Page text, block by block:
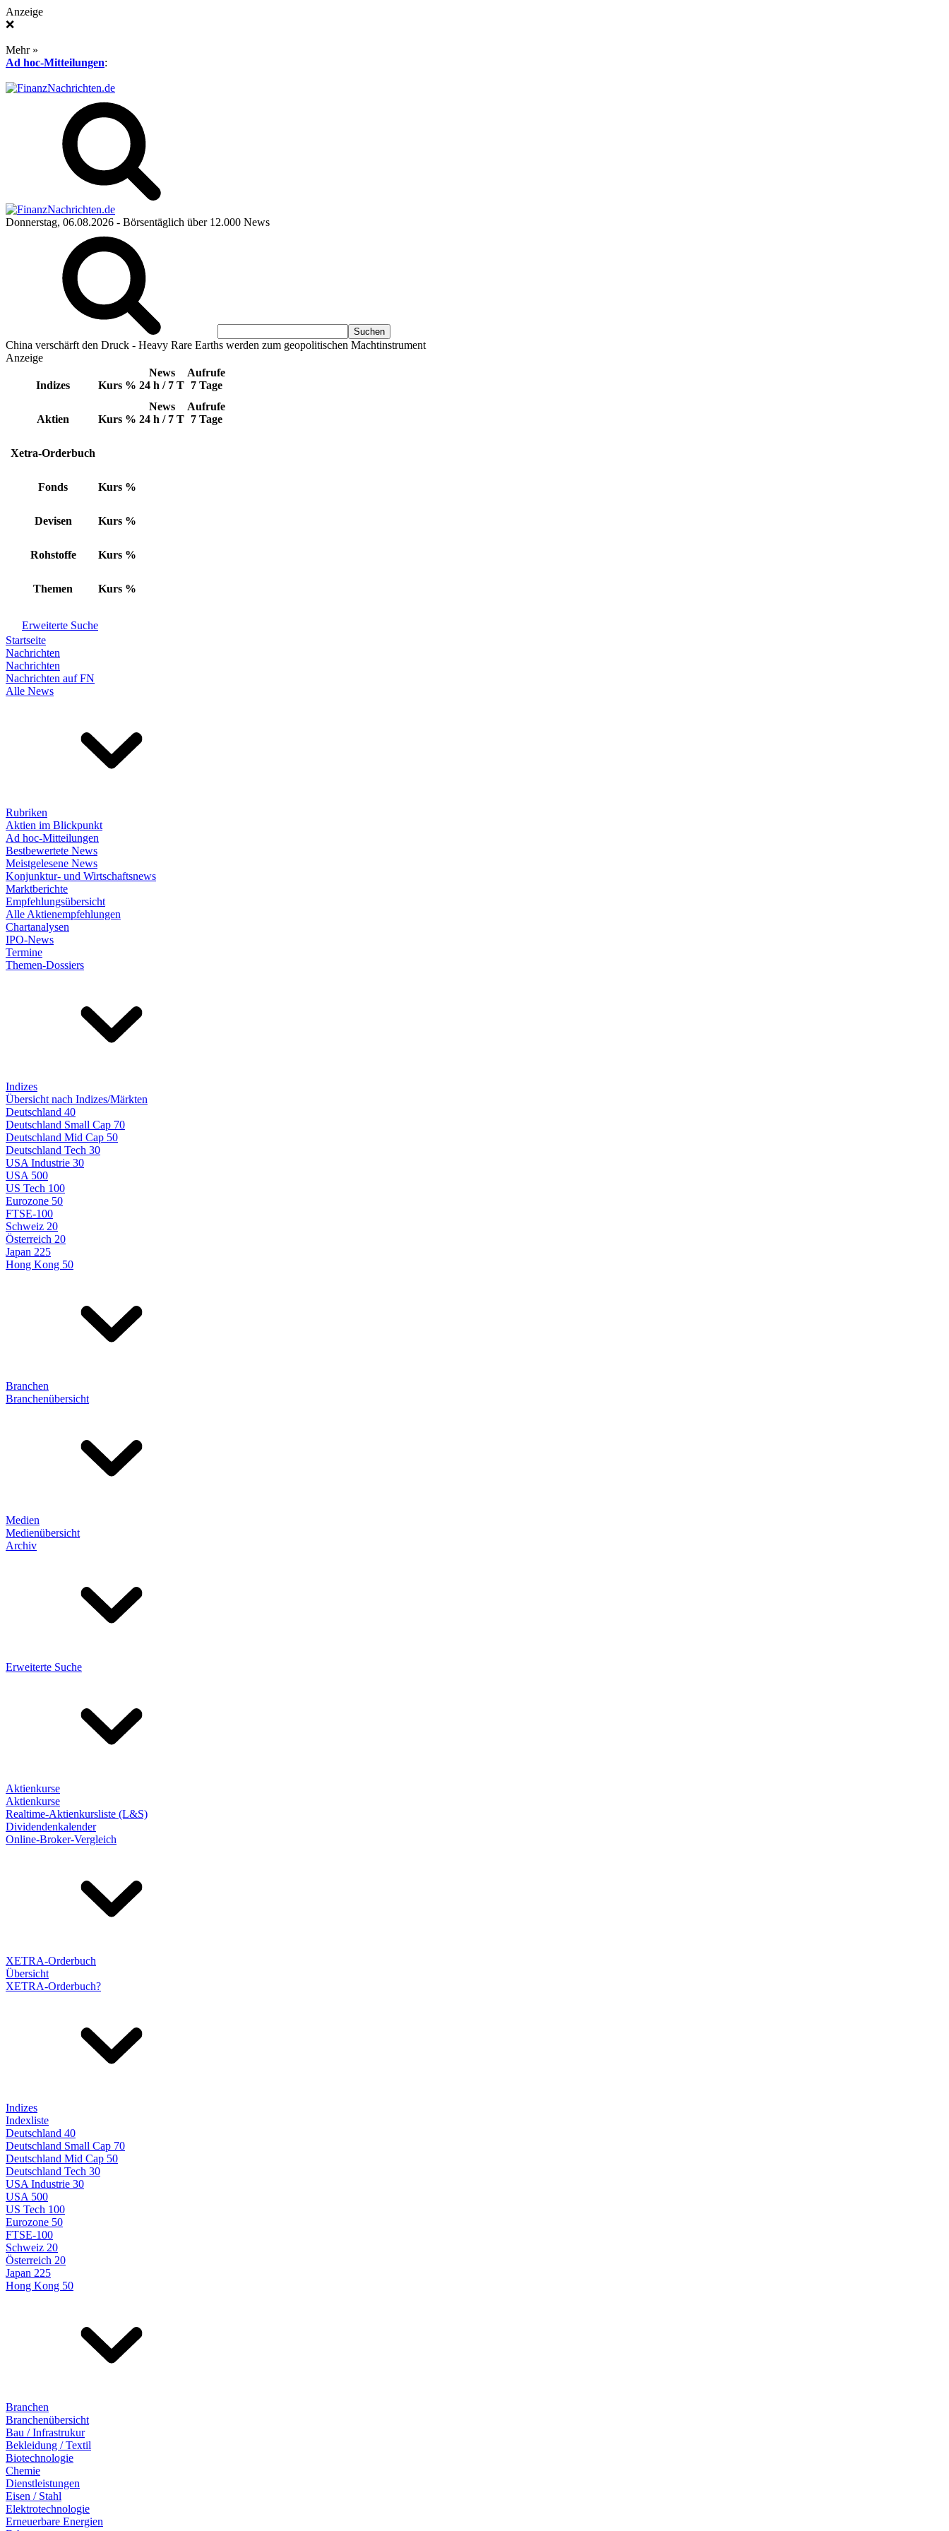
Anzeige
❌
Mehr »
Ad hoc-Mitteilungen:
Donnerstag, 06.08.2026 - Börsentäglich über 12.000 News
China verschärft den Druck - Heavy Rare Earths werden zum geopolitischen Machtinstrument
Anzeige
Indizes Kurs %
News
24 h / 7 T
Aufrufe
7 Tage
Aktien Kurs %
News
24 h / 7 T
Aufrufe
7 Tage
Xetra-Orderbuch
Fonds Kurs %
Devisen Kurs %
Rohstoffe Kurs %
Themen Kurs %
Erweiterte Suche
Startseite
Nachrichten
Nachrichten
Nachrichten auf FN
Alle News
Rubriken
Aktien im Blickpunkt
Ad hoc-Mitteilungen
Bestbewertete News
Meistgelesene News
Konjunktur- und Wirtschaftsnews
Marktberichte
Empfehlungsübersicht
Alle Aktienempfehlungen
Chartanalysen
IPO-News
Termine
Themen-Dossiers
Indizes
Übersicht nach Indizes/Märkten
Deutschland 40
Deutschland Small Cap 70
Deutschland Mid Cap 50
Deutschland Tech 30
USA Industrie 30
USA 500
US Tech 100
Eurozone 50
FTSE-100
Schweiz 20
Österreich 20
Japan 225
Hong Kong 50
Branchen
Branchenübersicht
Medien
Medienübersicht
Archiv
Erweiterte Suche
Aktienkurse
Aktienkurse
Realtime-Aktienkursliste (L&S)
Dividendenkalender
Online-Broker-Vergleich
XETRA-Orderbuch
Übersicht
XETRA-Orderbuch?
Indizes
Indexliste
Deutschland 40
Deutschland Small Cap 70
Deutschland Mid Cap 50
Deutschland Tech 30
USA Industrie 30
USA 500
US Tech 100
Eurozone 50
FTSE-100
Schweiz 20
Österreich 20
Japan 225
Hong Kong 50
Branchen
Branchenübersicht
Bau / Infrastrukur
Bekleidung / Textil
Biotechnologie
Chemie
Dienstleistungen
Eisen / Stahl
Elektrotechnologie
Erneuerbare Energien